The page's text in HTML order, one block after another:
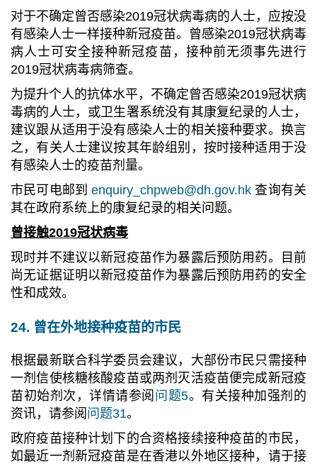
对于不确定曾否感染2019冠状病毒病的人士，应按没
有感染人士一样接种新冠疫苗。曾感染2019冠状病毒
病人士可安全接种新冠疫苗，接种前无须事先进行
2019冠状病毒病筛查。
为提升个人的抗体水平，不确定曾否感染2019冠状病
毒病的人士，或卫生署系统没有其康复纪录的人士，
建议跟从适用于没有感染人士的相关接种要求。换言
之，有关人士建议按其年龄组别，按时接种适用于没
有感染人士的疫苗剂量。
市民可电邮到 enquiry_chpweb@dh.gov.hk 查询有关
其在政府系统上的康复纪录的相关问题。
曾接触2019冠状病毒
现时并不建议以新冠疫苗作为暴露后预防用药。目前
尚无证据证明以新冠疫苗作为暴露后预防用药的安全
性和成效。
24. 曾在外地接种疫苗的市民
根据最新联合科学委员会建议，大部份市民只需接种
一剂信使核糖核酸疫苗或两剂灭活疫苗便完成新冠疫
苗初始剂次，详情请参阅 问题5。 有关接种加强剂的
资讯，请参阅 问题31。
政府疫苗接种计划下的合资格接续接种疫苗的市民，
如最近一剂新冠疫苗是在香港以外地区接种，请于接